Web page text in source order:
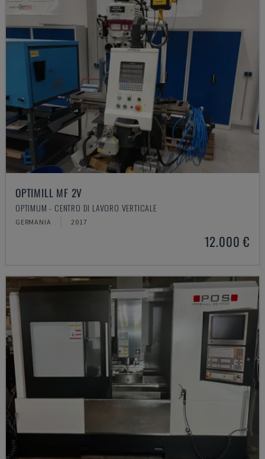
OPTIMILL MF 2V
OPTIMUM - CENTRO DI LAVORO VERTICALE
GERMANIA 2017
12.000 €